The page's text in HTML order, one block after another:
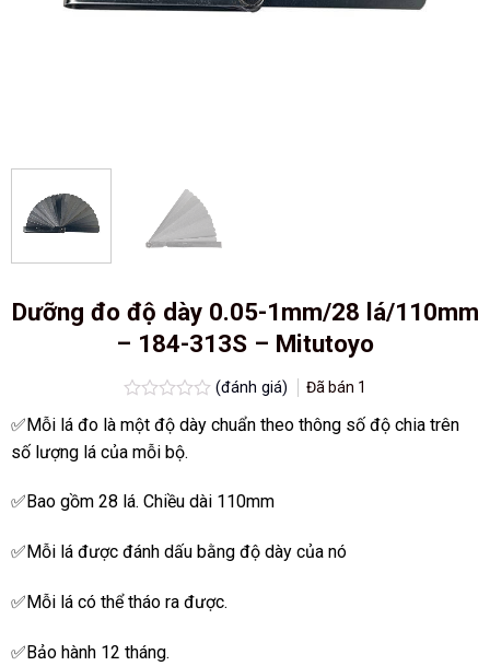
Dưỡng đo độ dày 0.05-1mm/28 lá/110mm
– 184-313S – Mitutoyo
Được
xếp
hạng
sao
(đánh giá) Đã bán 1
✅Mỗi lá đo là một độ dày chuẩn theo thông số độ chia trên
số lượng lá của mỗi bộ.
✅Bao gồm 28 lá. Chiều dài 110mm
✅Mỗi lá được đánh dấu bằng độ dày của nó
✅Mỗi lá có thể tháo ra được.
✅Bảo hành 12 tháng.